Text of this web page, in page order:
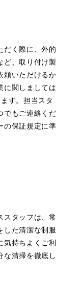
だく際に、外的
ど、取り付け製
頼いただけるか
に関しましては
す。担当スタ
でもご連絡くだ
の保証規定に準
スタッフは、常
した清潔な制服
気持ちよくご利
な清掃を徹底し